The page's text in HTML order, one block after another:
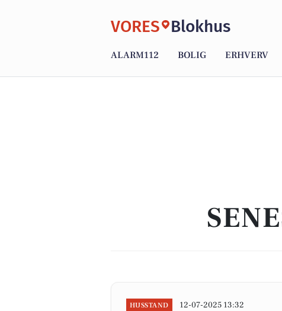
VORES Blokhus
ALARM112 BOLIG ERHVERV
HUSSTAND 12-07-2025 13:32